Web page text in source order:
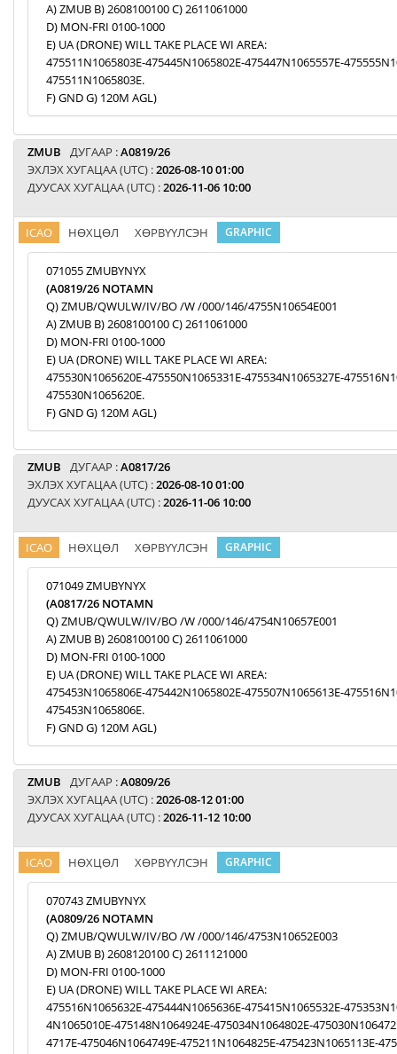
A) ZMUB B) 2608100100 C) 2611061000
D) MON-FRI 0100-1000
E) UA (DRONE) WILL TAKE PLACE WI AREA:
475511N1065803E-475445N1065802E-475447N1065557E-
475511N1065803E.
F) GND G) 120M AGL)
ZMUB ДУГААР :A0819/26
ЭХЛЭХ ХУГАЦАА (UTC) :2026-08-10 01:00
ДУУСАХ ХУГАЦАА (UTC) :2026-11-06 10:00
ICAO НӨХЦӨЛ ХӨРВҮҮЛСЭН GRAPHIC
071055 ZMUBYNYX
(A0819/26 NOTAMN
Q) ZMUB/QWULW/IV/BO /W /000/146/4755N10654E001
A) ZMUB B) 2608100100 C) 2611061000
D) MON-FRI 0100-1000
E) UA (DRONE) WILL TAKE PLACE WI AREA:
475530N1065620E-475550N1065331E-475534N1065327E-
475530N1065620E.
F) GND G) 120M AGL)
ZMUB ДУГААР :A0817/26
ЭХЛЭХ ХУГАЦАА (UTC) :2026-08-10 01:00
ДУУСАХ ХУГАЦАА (UTC) :2026-11-06 10:00
ICAO НӨХЦӨЛ ХӨРВҮҮЛСЭН GRAPHIC
071049 ZMUBYNYX
(A0817/26 NOTAMN
Q) ZMUB/QWULW/IV/BO /W /000/146/4754N10657E001
A) ZMUB B) 2608100100 C) 2611061000
D) MON-FRI 0100-1000
E) UA (DRONE) WILL TAKE PLACE WI AREA:
475453N1065806E-475442N1065802E-475507N1065613E-
475453N1065806E.
F) GND G) 120M AGL)
ZMUB ДУГААР :A0809/26
ЭХЛЭХ ХУГАЦАА (UTC) :2026-08-12 01:00
ДУУСАХ ХУГАЦАА (UTC) :2026-11-12 10:00
ICAO НӨХЦӨЛ ХӨРВҮҮЛСЭН GRAPHIC
070743 ZMUBYNYX
(A0809/26 NOTAMN
Q) ZMUB/QWULW/IV/BO /W /000/146/4753N10652E003
A) ZMUB B) 2608120100 C) 2611121000
D) MON-FRI 0100-1000
E) UA (DRONE) WILL TAKE PLACE WI AREA:
475516N1065632E-475444N1065636E-475415N1065532E-
4N1065010E-475148N1064924E-475034N1064802E-
4717E-475046N1064749E-475211N1064825E-475423N1065113E-